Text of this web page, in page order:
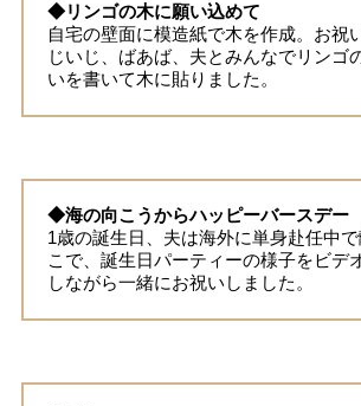
◆リンゴの木に願い込めて
自宅の壁面に模造紙で木を作成。お祝
じいじ、ばあば、夫とみんなでリンゴ
いを書いて木に貼りました。
◆海の向こうからハッピーバースデー
1歳の誕生日、夫は海外に単身赴任中
こで、誕生日パーティーの様子をビデ
しながら一緒にお祝いしました。